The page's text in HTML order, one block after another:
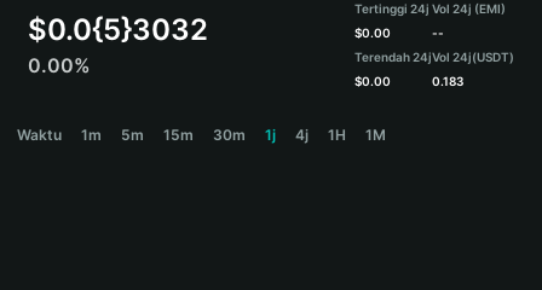
Español
Español (Argentina)
$0.0{5}3032
0.00%
Tertinggi 24j
$0.00
Terendah 24j
$0.00
Vol 24j (EMI)
--
Vol 24j(USDT)
0.183
Waktu 1m 5m 15m 30m 1j 4j 1H 1M